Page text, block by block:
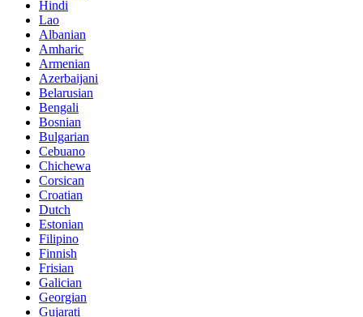
Hindi
Lao
Albanian
Amharic
Armenian
Azerbaijani
Belarusian
Bengali
Bosnian
Bulgarian
Cebuano
Chichewa
Corsican
Croatian
Dutch
Estonian
Filipino
Finnish
Frisian
Galician
Georgian
Gujarati